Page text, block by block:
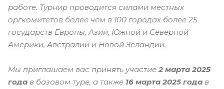
работе. Турнир проводится силами местных
оргкомитетов более чем в 100 городах более 25
государств Европы, Азии, Южной и Северной
Америки, Австралии и Новой Зеландии.
Мы приглашаем вас принять участие2 марта 2025
года в базовом туре, а также 16 марта 2025 года в